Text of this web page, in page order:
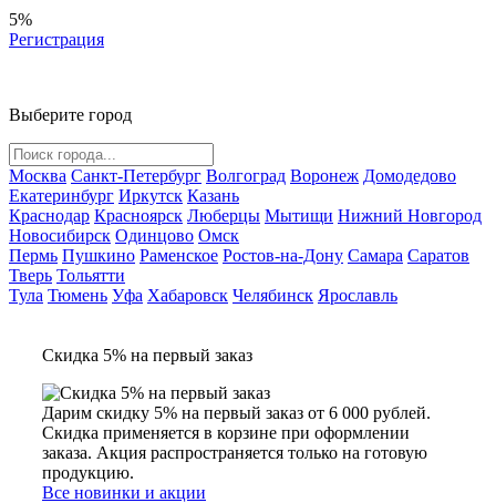
5%
Регистрация
Выберите город
Москва Санкт-Петербург Волгоград Воронеж Домодедово
Екатеринбург Иркутск Казань
Краснодар Красноярск Люберцы Мытищи Нижний Новгород
Новосибирск Одинцово Омск
Пермь Пушкино Раменское Ростов-на-Дону Самара Саратов
Тверь Тольятти
Тула Тюмень Уфа Хабаровск Челябинск Ярославль
Скидка 5% на первый заказ
Дарим скидку 5% на первый заказ от 6 000 рублей.
Скидка применяется в корзине при оформлении
заказа. Акция распространяется только на готовую
продукцию.
Все новинки и акции